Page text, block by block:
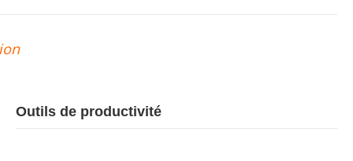
Outils de productivité